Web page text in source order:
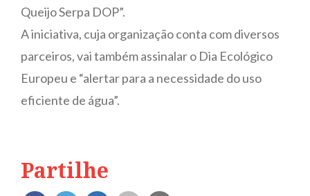
Queijo Serpa DOP”.
A iniciativa, cuja organização conta com diversos
parceiros, vai também assinalar o Dia Ecológico
Europeu e “alertar para a necessidade do uso
eficiente de água”.
Partilhe